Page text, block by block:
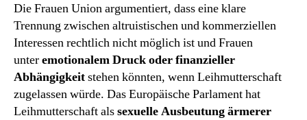
Die Frauen Union argumentiert, dass eine klare
Trennung zwischen altruistischen und kommerziellen
Interessen rechtlich nicht möglich ist und Frauen
unteremotionalem Druck oder finanzieller
Abhängigkeitstehen könnten, wenn Leihmutterschaft
zugelassen würde. Das Europäische Parlament hat
Leihmutterschaft alssexuelle Ausbeutung ärmerer